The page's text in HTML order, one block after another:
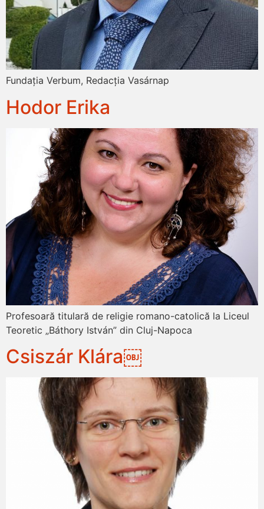
Fundația Verbum, Redacția Vasárnap
Hodor Erika
Profesoară titulară de religie romano-catolică la Liceul
Teoretic „Báthory István” din Cluj-Napoca
Csiszár Klára￼